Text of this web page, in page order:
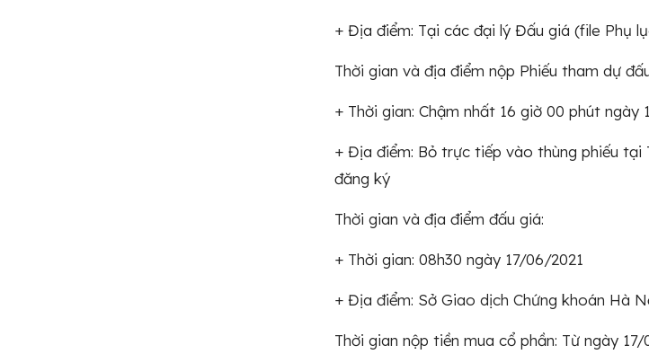
+ Địa điểm: Tại các đại lý Đấu giá (file Phụ
Thời gian và địa điểm nộp Phiếu tham dự
+ Thời gian: Chậm nhất 16 giờ 00 phút ngày
+ Địa điểm: Bỏ trực tiếp vào thùng phiếu
đăng ký
Thời gian và địa điểm đấu giá:
+ Thời gian: 08h30 ngày 17/06/2021
+ Địa điểm: Sở Giao dịch Chứng khoán Hà
Thời gian nộp tiền mua cổ phần: Từ ngày